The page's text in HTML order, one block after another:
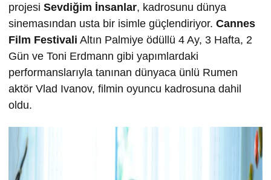
projesi Sevdiğim İnsanlar, kadrosunu dünya
sinemasından usta bir isimle güçlendiriyor. Cannes
Film Festivali Altın Palmiye ödüllü 4 Ay, 3 Hafta, 2
Gün ve Toni Erdmann gibi yapımlardaki
performanslarıyla tanınan dünyaca ünlü Rumen
aktör Vlad Ivanov, filmin oyuncu kadrosuna dahil
oldu.